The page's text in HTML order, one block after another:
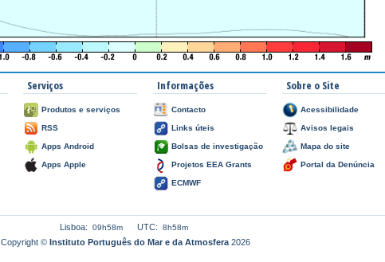
Serviços
Produtos e serviços
RSS
Apps Android
Apps Apple
Informações
Contacto
Links úteis
Bolsas de investigação
Projetos EEA Grants
ECMWF
Sobre o Site
Acessibilidade
Avisos legais
Mapa do site
Portal da Denúncia
Lisboa: 09h58m UTC: 8h58m
Copyright © Instituto Português do Mar e da Atmosfera 2026